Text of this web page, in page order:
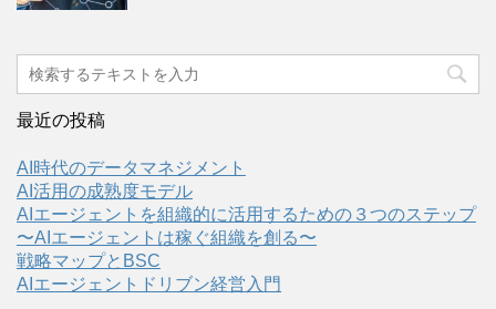
最近の投稿
AI時代のデータマネジメント
AI活用の成熟度モデル
AIエージェントを組織的に活用するための３つのステップ
〜AIエージェントは稼ぐ組織を創る〜
戦略マップとBSC
AIエージェントドリブン経営入門